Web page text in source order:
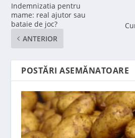
Indemnizatia pentru
mame: real ajutor sau
bataie de joc?
ANTERIOR
POSTĂRI ASEMĂNATOARE